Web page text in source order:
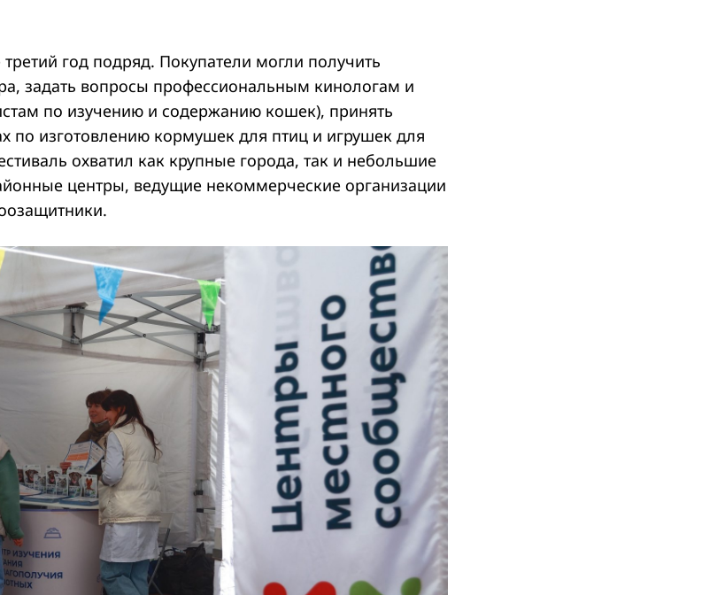
год подряд. Покупатели могли получить
задать вопросы профессиональным кинологам и
по изучению и содержанию кошек), принять
по изготовлению кормушек для птиц и игрушек для
охватил как крупные города, так и небольшие
центры, ведущие некоммерческие организации